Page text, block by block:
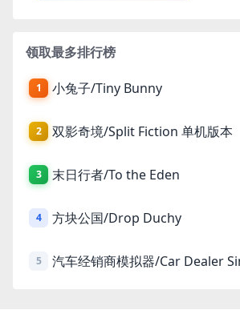
领取最多排行榜
1 小兔子/Tiny Bunny
2 双影奇境/Split Fiction 单机版本
3 末日行者/To the Eden
4 方块公国/Drop Duchy
5 汽车经销商模拟器/Car Dealer